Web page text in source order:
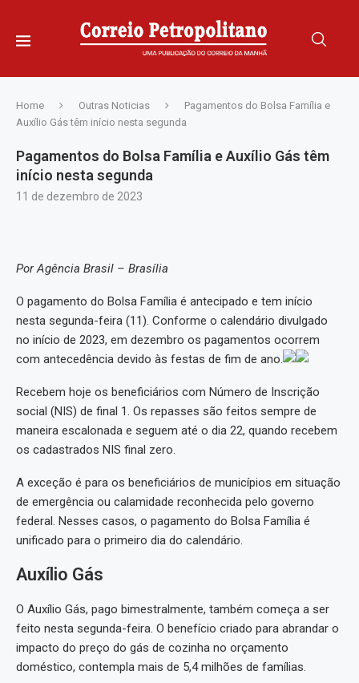
Home Outras Noticias
Pagamentos do Bolsa Família e
Auxílio Gás têm início nesta segunda
Pagamentos do Bolsa Família e Auxílio Gás têm
início nesta segunda
11 de dezembro de 2023
Por Agência Brasil – Brasília
O pagamento do Bolsa Família é antecipado e tem início
nesta segunda-feira (11). Conforme o calendário divulgado
no início de 2023, em dezembro os pagamentos ocorrem
com antecedência devido às festas de fim de ano.
Recebem hoje os beneficiários com Número de Inscrição
social (NIS) de final 1. Os repasses são feitos sempre de
maneira escalonada e seguem até o dia 22, quando recebem
os cadastrados NIS final zero.
A exceção é para os beneficiários de municípios em situação
de emergência ou calamidade reconhecida pelo governo
federal. Nesses casos, o pagamento do Bolsa Família é
unificado para o primeiro dia do calendário.
Auxílio Gás
O Auxílio Gás, pago bimestralmente, também começa a ser
feito nesta segunda-feira. O benefício criado para abrandar o
impacto do preço do gás de cozinha no orçamento
doméstico, contempla mais de 5,4 milhões de famílias.